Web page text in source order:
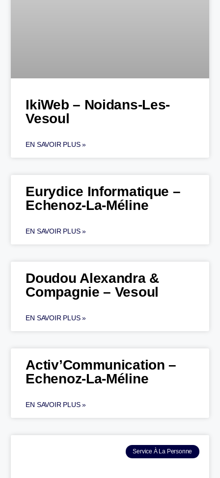
IkiWeb – Noidans-Les-
Vesoul
EN SAVOIR PLUS »
Eurydice Informatique –
Echenoz-La-Méline
EN SAVOIR PLUS »
Doudou Alexandra &
Compagnie – Vesoul
EN SAVOIR PLUS »
Activ’Communication –
Echenoz-La-Méline
EN SAVOIR PLUS »
Service À La Personne